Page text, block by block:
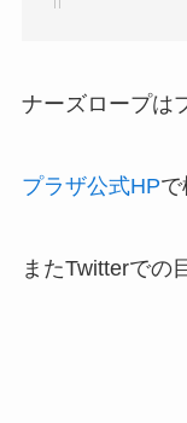
ナーズロープは
プラザ公式HPで
またTwitterでの